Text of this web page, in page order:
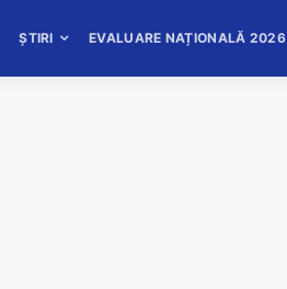
ȘTIRI EVALUARE NAȚIONALĂ 2026